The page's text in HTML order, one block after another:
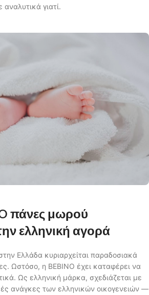
γιατί.
πάνες μωρού
ελληνική αγορά
Ελλάδα κυριαρχείται παραδοσιακά
Ωστόσο, η BEBINO έχει καταφέρει να
Ως ελληνική μάρκα, σχεδιάζεται με
ανάγκες των ελληνικών οικογενειών —